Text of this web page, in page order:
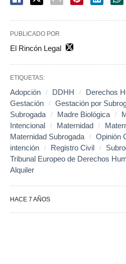
PUBLICADO POR
El Rincón Legal
ETIQUETAS:
Adopción DDHH Derechos
Gestación
Gestación por
Subrogada
Madre Biológica
Intencional
Maternidad
Maternidad Subrogada
Opinión
intención
Registro Civil
Tribunal Europeo de Derechos
Alquiler
HACE 7 AÑOS